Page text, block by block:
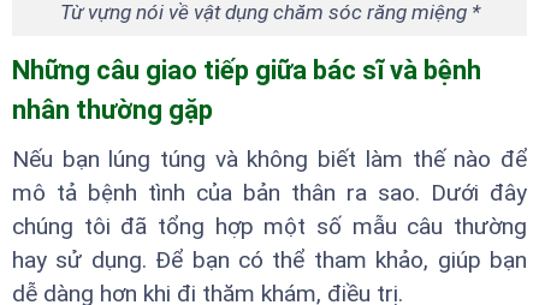
Từ vựng nói về vật dụng chăm sóc răng miệng *
Những câu giao tiếp giữa bác sĩ và bệnh
nhân thường gặp
Nếu bạn lúng túng và không biết làm thế nào để
mô tả bệnh tình của bản thân ra sao. Dưới đây
chúng tôi đã tổng hợp một số mẫu câu thường
hay sử dụng. Để bạn có thể tham khảo, giúp bạn
dễ dàng hơn khi đi thăm khám, điều trị.